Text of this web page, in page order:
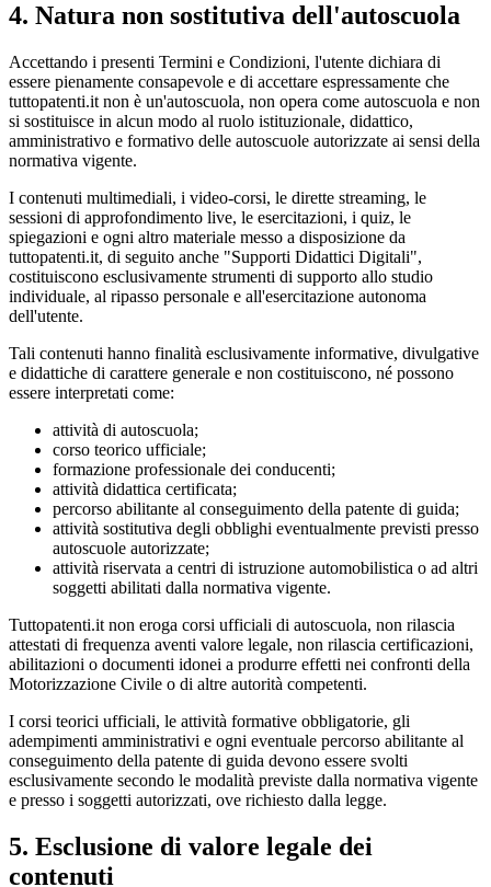
4. Natura non sostitutiva dell'autoscuola
Accettando i presenti Termini e Condizioni, l'utente dichiara di
essere pienamente consapevole e di accettare espressamente che
tuttopatenti.it non è un'autoscuola, non opera come autoscuola e non
si sostituisce in alcun modo al ruolo istituzionale, didattico,
amministrativo e formativo delle autoscuole autorizzate ai sensi della
normativa vigente.
I contenuti multimediali, i video-corsi, le dirette streaming, le
sessioni di approfondimento live, le esercitazioni, i quiz, le
spiegazioni e ogni altro materiale messo a disposizione da
tuttopatenti.it, di seguito anche "Supporti Didattici Digitali",
costituiscono esclusivamente strumenti di supporto allo studio
individuale, al ripasso personale e all'esercitazione autonoma
dell'utente.
Tali contenuti hanno finalità esclusivamente informative, divulgative
e didattiche di carattere generale e non costituiscono, né possono
essere interpretati come:
attività di autoscuola;
corso teorico ufficiale;
formazione professionale dei conducenti;
attività didattica certificata;
percorso abilitante al conseguimento della patente di guida;
attività sostitutiva degli obblighi eventualmente previsti presso
autoscuole autorizzate;
attività riservata a centri di istruzione automobilistica o ad altri
soggetti abilitati dalla normativa vigente.
Tuttopatenti.it non eroga corsi ufficiali di autoscuola, non rilascia
attestati di frequenza aventi valore legale, non rilascia certificazioni,
abilitazioni o documenti idonei a produrre effetti nei confronti della
Motorizzazione Civile o di altre autorità competenti.
I corsi teorici ufficiali, le attività formative obbligatorie, gli
adempimenti amministrativi e ogni eventuale percorso abilitante al
conseguimento della patente di guida devono essere svolti
esclusivamente secondo le modalità previste dalla normativa vigente
e presso i soggetti autorizzati, ove richiesto dalla legge.
5. Esclusione di valore legale dei
contenuti